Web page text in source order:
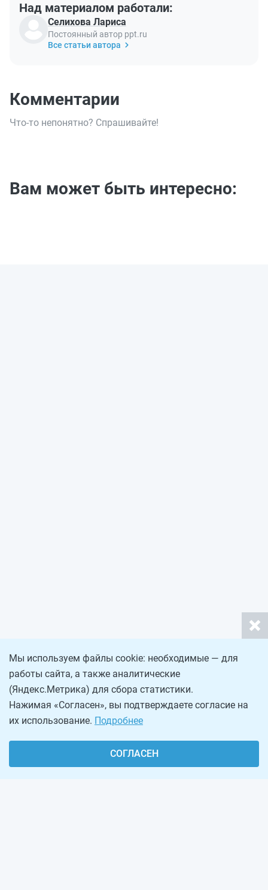
Над материалом работали:
Селихова Лариса
Постоянный автор ppt.ru
Все статьи автора
Комментарии
Что-то непонятно? Спрашивайте!
Вам может быть интересно:
Мы используем файлы cookie: необходимые — для
работы сайта, а также аналитические
(Яндекс.Метрика) для сбора статистики.
Нажимая «Согласен», вы подтверждаете согласие на
их использование. Подробнее
СОГЛАСЕН